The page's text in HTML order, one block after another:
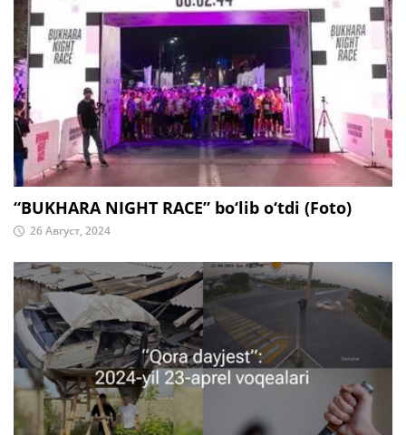
“BUKHARA NIGHT RACE” bo‘lib o‘tdi (Foto)
26 Август, 2024